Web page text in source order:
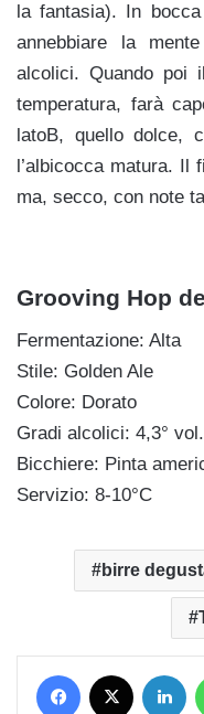
la fantasia). In
annebbiare la
alcolici. Quando poi
temperatura, farà
latoB, quello dolce,
l’albicocca matura.
ma, secco, con note
Grooving Hop
Fermentazione: Alta
Stile: Golden Ale
Colore: Dorato
Gradi alcolici: 4,3° vol.
Bicchiere: Pinta
Servizio: 8-10°C
birre
Facebook